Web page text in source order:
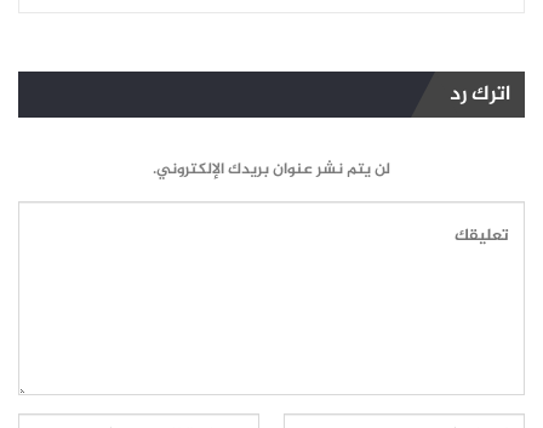
اترك رد
لن يتم نشر عنوان بريدك الإلكتروني.